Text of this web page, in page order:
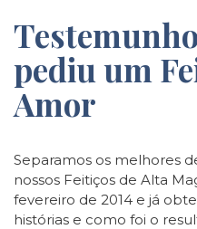
pediu um
Amor
Separamos os melhores
nossos Feitiços de Alta
fevereiro de 2014 e já
histórias e como foi o